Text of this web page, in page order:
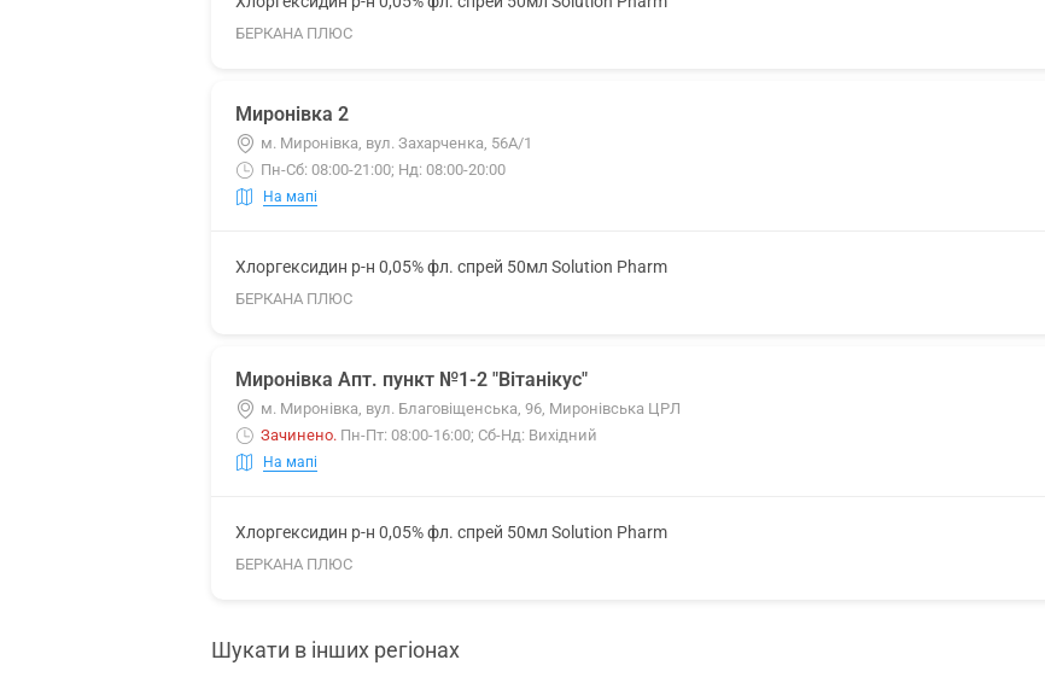
БЕРКАНА ПЛЮС
Миронівка 2
м. Миронівка, вул. Захарченка, 56А/1
Пн-Сб: 08:00-21:00; Нд: 08:00-20:00
На мапі
Хлоргексидин р-н 0,05% фл. спрей 50мл Solution Pharm
БЕРКАНА ПЛЮС
Миронівка Апт. пункт №1-2 "Вітанікус"
м. Миронівка, вул. Благовіщенська, 96, Миронівська ЦРЛ
Зачинено. Пн-Пт: 08:00-16:00; Сб-Нд: Вихідний
На мапі
Хлоргексидин р-н 0,05% фл. спрей 50мл Solution Pharm
БЕРКАНА ПЛЮС
Шукати в інших регіонах